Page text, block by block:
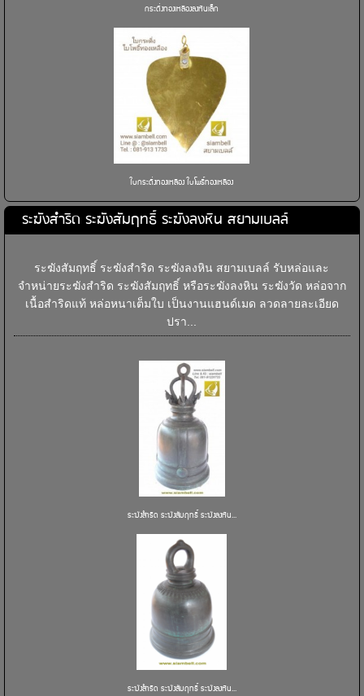
กระดิ่งทองเหลืองลงหินเล็ก
ใบกระดิ่งทองเหลือง ใบโพธิ์ทองเหลือง
ระฆังสำริด ระฆังสัมฤทธิ์ ระฆังลงหิน สยามเบลล์
ระฆังสัมฤทธิ์ ระฆังสำริด ระฆังลงหิน สยามเบลล์ รับหล่อและ
จำหน่ายระฆังสำริด ระฆังสัมฤทธิ์ หรือระฆังลงหิน ระฆังวัด หล่อจาก
เนื้อสำริดแท้ หล่อหนาเต็มใบ เป็นงานแฮนด์เมด ลวดลายละเอียด
ปรา...
ระฆังสำริด ระฆังสัมฤทธิ์ ระฆังลงหิน...
ระฆังสำริด ระฆังสัมฤทธิ์ ระฆังลงหิน...